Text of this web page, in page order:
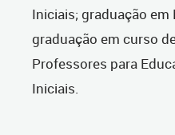
Iniciais; graduação em
graduação em curso
Professores para
Iniciais.